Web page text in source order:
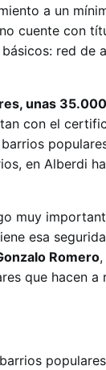
a un
cuente con
red de
unas
con el
en Alberdi
muy
esa
Romero
que hacen